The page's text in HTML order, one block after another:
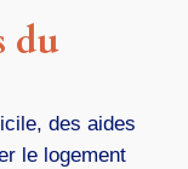
du
des aides
le logement